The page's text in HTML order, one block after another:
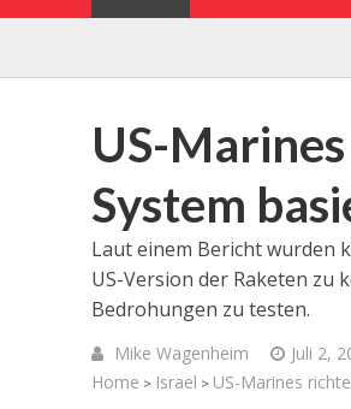
US-
System
Laut einem Bericht wurden
US-Version der Raketen zu
Bedrohungen zu testen.
Mike Wagenheim Juli 2,
Home > Israel > US-Marines